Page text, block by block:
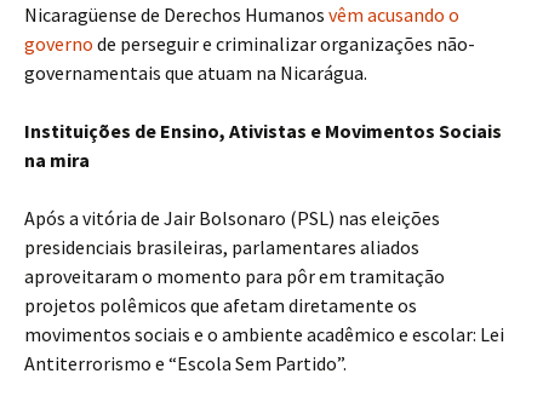
Nicaragüense de Derechos Humanos vêm acusando o
governo de perseguir e criminalizar organizações não-
governamentais que atuam na Nicarágua.
Instituições de Ensino, Ativistas e Movimentos Sociais
na mira
Após a vitória de Jair Bolsonaro (PSL) nas eleições
presidenciais brasileiras, parlamentares aliados
aproveitaram o momento para pôr em tramitação
projetos polêmicos que afetam diretamente os
movimentos sociais e o ambiente acadêmico e escolar: Lei
Antiterrorismo e “Escola Sem Partido”.